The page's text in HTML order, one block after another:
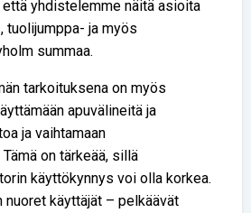
yhdistelemme näitä asioita
tuolijumppa- ja myös
summaa.
tarkoituksena on myös
apuvälineitä ja
ja vaihtamaan
on tärkeää, sillä
käyttökynnys voi olla korkea.
käyttäjät – pelkäävät